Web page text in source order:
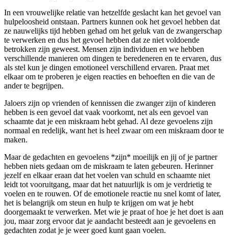
In een vrouwelijke relatie van hetzelfde geslacht kan het gevoel van
hulpeloosheid ontstaan. Partners kunnen ook het gevoel hebben dat
ze nauwelijks tijd hebben gehad om het geluk van de zwangerschap
te verwerken en dus het gevoel hebben dat ze niet voldoende
betrokken zijn geweest. Mensen zijn individuen en we hebben
verschillende manieren om dingen te beredeneren en te ervaren, dus
als stel kun je dingen emotioneel verschillend ervaren. Praat met
elkaar om te proberen je eigen reacties en behoeften en die van de
ander te begrijpen.
Jaloers zijn op vrienden of kennissen die zwanger zijn of kinderen
hebben is een gevoel dat vaak voorkomt, net als een gevoel van
schaamte dat je een miskraam hebt gehad. Al deze gevoelens zijn
normaal en redelijk, want het is heel zwaar om een miskraam door te
maken.
Maar de gedachten en gevoelens *zijn* moeilijk en jij of je partner
hebben niets gedaan om de miskraam te laten gebeuren. Herinner
jezelf en elkaar eraan dat het voelen van schuld en schaamte niet
leidt tot vooruitgang, maar dat het natuurlijk is om je verdrietig te
voelen en te rouwen. Of de emotionele reactie nu snel komt of later,
het is belangrijk om steun en hulp te krijgen om wat je hebt
doorgemaakt te verwerken. Met wie je praat of hoe je het doet is aan
jou, maar zorg ervoor dat je aandacht besteedt aan je gevoelens en
gedachten zodat je je weer goed kunt gaan voelen.